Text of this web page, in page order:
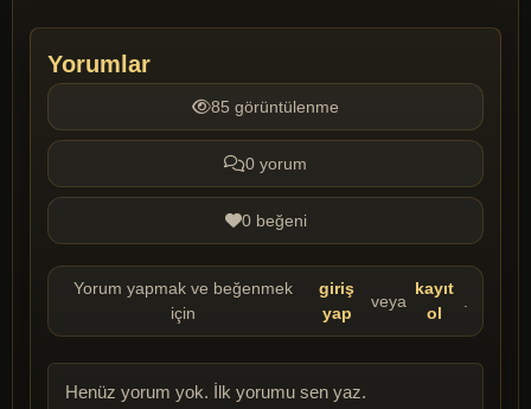
Yorumlar
85 görüntülenme
0 yorum
0 beğeni
Yorum yapmak ve beğenmek
için
giriş
yap
veya
kayıt
ol
Henüz yorum yok. İlk yorumu sen yaz.